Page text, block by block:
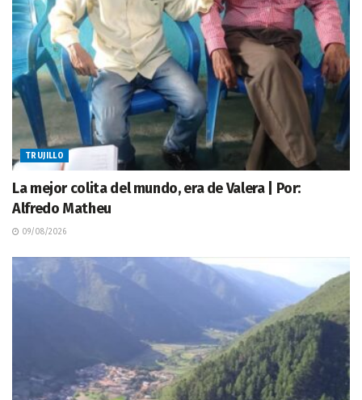
TRUJILLO
La mejor colita del mundo, era de Valera | Por:
Alfredo Matheu
09/08/2026